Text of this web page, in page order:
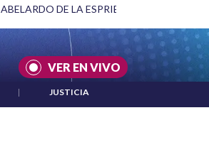
ABELARDO DE LA ESPRIELLA Y DMG
VER EN VIVO
| JUSTICIA